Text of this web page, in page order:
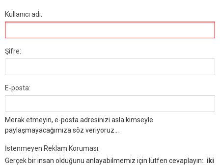
Kullanıcı adı:
Şifre:
E-posta:
Merak etmeyin, e-posta adresinizi asla kimseyle
paylaşmayacağımıza söz veriyoruz...
İstenmeyen Reklam Koruması:
Gerçek bir insan olduğunu anlayabilmemiz için lütfen cevaplayın:. iki